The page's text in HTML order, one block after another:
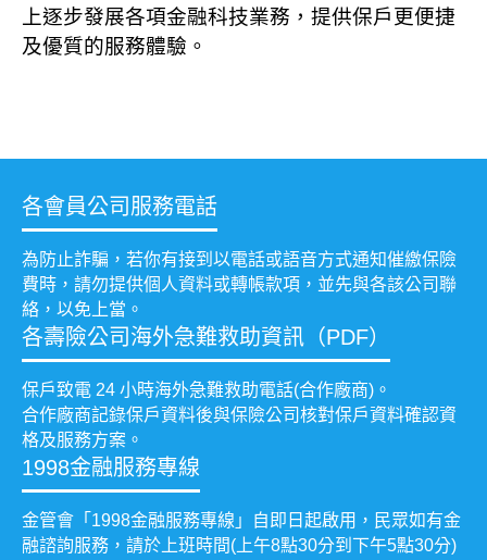
上逐步發展各項金融科技業務，提供保戶更便捷
及優質的服務體驗。
各會員公司服務電話
為防止詐騙，若你有接到以電話或語音方式通知催繳保險
費時，請勿提供個人資料或轉帳款項，並先與各該公司聯
絡，以免上當。
各壽險公司海外急難救助資訊（PDF）
保戶致電 24 小時海外急難救助電話(合作廠商)。
合作廠商記錄保戶資料後與保險公司核對保戶資料確認資
格及服務方案。
1998金融服務專線
金管會「1998金融服務專線」自即日起啟用，民眾如有金
融諮詢服務，請於上班時間(上午8點30分到下午5點30分)